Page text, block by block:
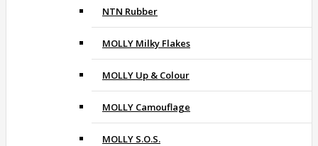
NTN Rubber
MOLLY Milky Flakes
MOLLY Up & Colour
MOLLY Camouflage
MOLLY S.O.S.